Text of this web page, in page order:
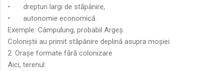
•
drepturi largi de stăpânire,
•
autonomie economică.
Exemple: Câmpulung, probabil Argeș.
Coloniștii au primit stăpânire deplină asupra moșiei.
2. Orașe formate fără colonizare
Aici, terenul: